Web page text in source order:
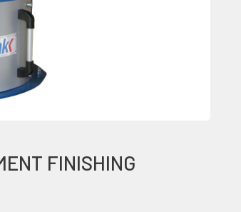
FINISHING